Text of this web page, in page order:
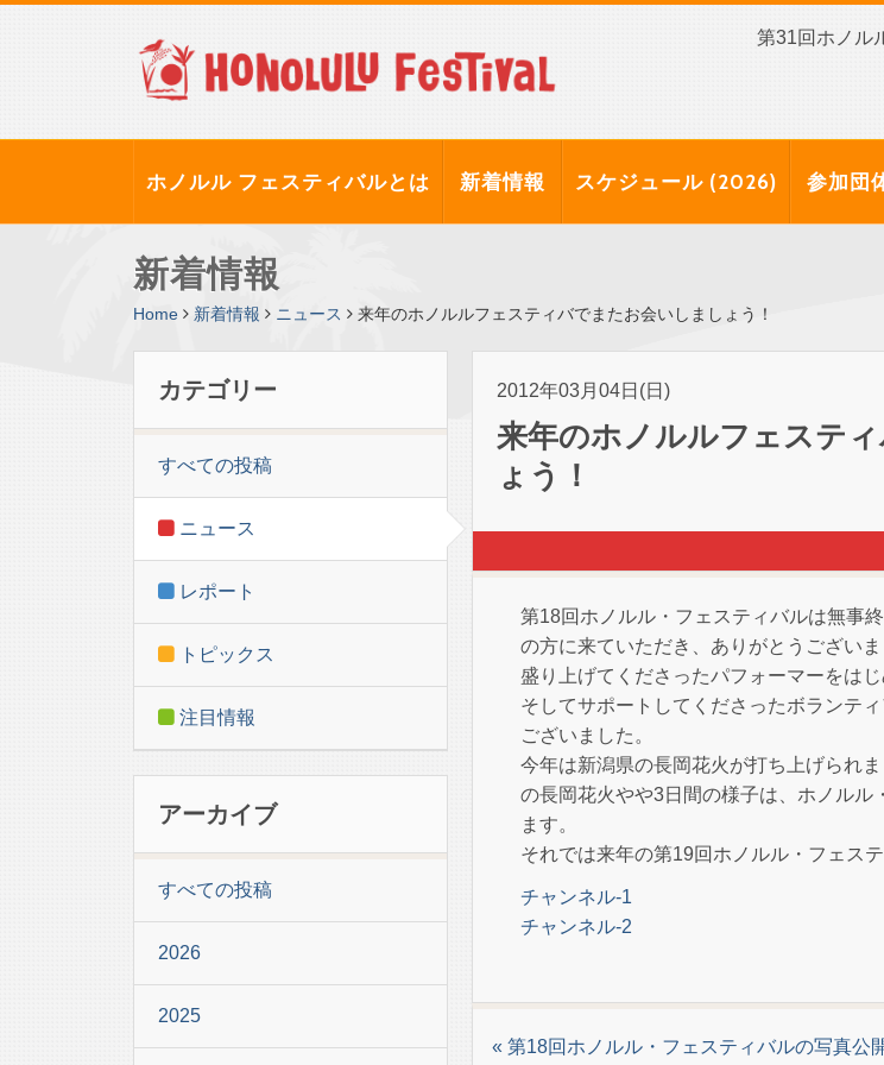
第31回ホノル
ホノルル フェスティバルとは 新着情報 スケジュール (2026) 参加団
新着情報
Home 新着情報 ニュース 来年のホノルルフェスティバでまたお会いしましょう！
カテゴリー
すべての投稿
ニュース
レポート
トピックス
注目情報
アーカイブ
すべての投稿
2026
2025
2012年03月04日(日)
来年のホノルルフェステ
ょう！
第18回ホノルル・フェスティバルは無事
の方に来ていただき、ありがとうござい
盛り上げてくださったパフォーマーをは
そしてサポートしてくださったボランテ
ございました。
今年は新潟県の長岡花火が打ち上げられ
の長岡花火やや3日間の様子は、ホノル
ます。
それでは来年の第19回ホノルル・フェス
チャンネル-1
チャンネル-2
« 第18回ホノルル・フェスティバルの写真公